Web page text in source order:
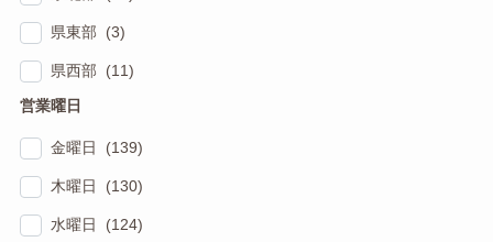
県東部 (3)
県西部 (11)
営業曜日
金曜日 (139)
木曜日 (130)
水曜日 (124)